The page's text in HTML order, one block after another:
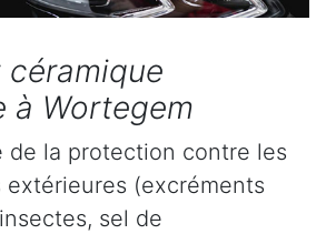
céramique
à Wortegem
de la protection contre les
extérieures (excréments
sel de